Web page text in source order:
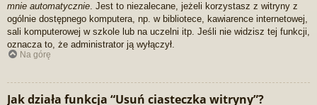
mnie automatycznie. Jest to niezalecane, jeżeli korzystasz z witryny z
ogólnie dostępnego komputera, np. w bibliotece, kawiarence internetowej,
sali komputerowej w szkole lub na uczelni itp. Jeśli nie widzisz tej funkcji,
oznacza to, że administrator ją wyłączył.
Na górę
Jak działa funkcja “Usuń ciasteczka witryny”?